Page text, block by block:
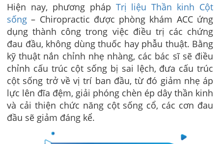
Hiện nay, phương pháp Trị liệu Thần kinh Cột
sống – Chiropractic được phòng khám ACC ứng
dụng thành công trong việc điều trị các chứng
đau đầu, không dùng thuốc hay phẫu thuật. Bằng
kỹ thuật nắn chỉnh nhẹ nhàng, các bác sĩ sẽ điều
chỉnh cấu trúc cột sống bị sai lệch, đưa cấu trúc
cột sống trở về vị trí ban đầu, từ đó giảm nhẹ áp
lực lên đĩa đệm, giải phóng chèn ép dây thần kinh
và cải thiện chức năng cột sống cổ, các cơn đau
đầu sẽ giảm đáng kể.